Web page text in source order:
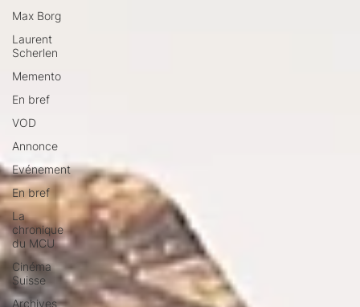
Max Borg
Laurent
Scherlen
Memento
En bref
VOD
Annonce
Evénement
En bref
La
chronique
du MCU
Cinéma
Suisse
Archives